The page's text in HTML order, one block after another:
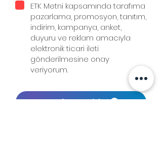
ETK Metni kapsamında tarafıma
pazarlama, promosyon, tanıtım,
indirim, kampanya, anket,
duyuru ve reklam amacıyla
elektronik ticari ileti
gönderilmesine onay
veriyorum.
Kaydet ve Bitir